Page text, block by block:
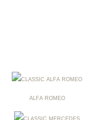
ALFA ROMEO